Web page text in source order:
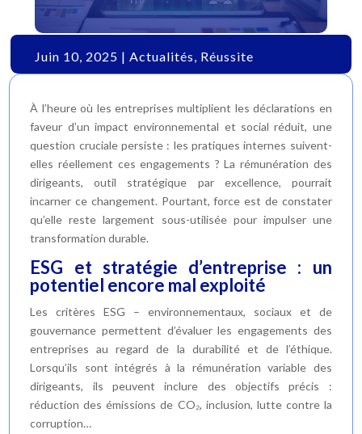
Juin 10, 2025 |Actualités, Réussite
À l’heure où les entreprises multiplient les déclarations en
faveur d’un impact environnemental et social réduit, une
question cruciale persiste : les pratiques internes suivent-
elles réellement ces engagements ? La rémunération des
dirigeants, outil stratégique par excellence, pourrait
incarner ce changement. Pourtant, force est de constater
qu’elle reste largement sous-utilisée pour impulser une
transformation durable.
ESG et stratégie d’entreprise : un
potentiel encore mal exploité
Les critères ESG – environnementaux, sociaux et de
gouvernance permettent d’évaluer les engagements des
entreprises au regard de la durabilité et de l’éthique.
Lorsqu’ils sont intégrés à la rémunération variable des
dirigeants, ils peuvent inclure des objectifs précis :
réduction des émissions de CO₂, inclusion, lutte contre la
corruption…